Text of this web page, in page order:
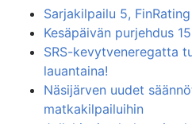
Sarjakilpailu 5,
Kesäpäivän purjehdus
SRS-kevytveneregatta
lauantaina!
Näsijärven uudet
matkakilpailuihin